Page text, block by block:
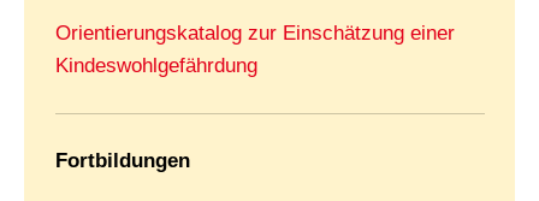
Orientierungskatalog zur Einschätzung einer
Kindeswohlgefährdung
Fortbildungen